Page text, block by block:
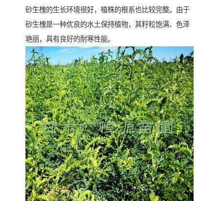
砂生槐的生长环境很好，植株的根系也比较完整。由于
砂生槐是一种优良的水土保持植物，其籽粒饱满、色泽
艳丽，具有良好的耐寒性能。